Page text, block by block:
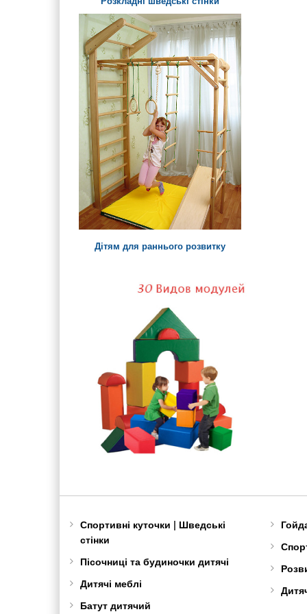
Дітям для раннього розвитку
Спортивні куточки | Шведські
стінки
Пісочниці та будиночки дитячі
Дитячі меблі
Батут дитячий